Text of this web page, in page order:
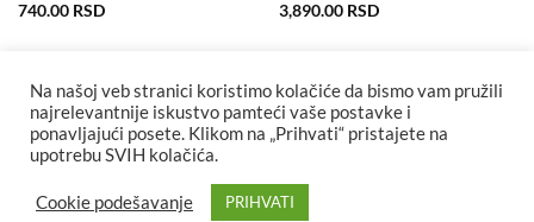
740.00 RSD
3,890.00 RSD
Visa MasterCardCash Maestro
Na našoj veb stranici koristimo kolačiće da bismo vam pružili
najrelevantnije iskustvo pamteći vaše postavke i
ponavljajući posete. Klikom na „Prihvati“ pristajete na
upotrebu SVIH kolačića.
Cookie podešavanje PRIHVATI